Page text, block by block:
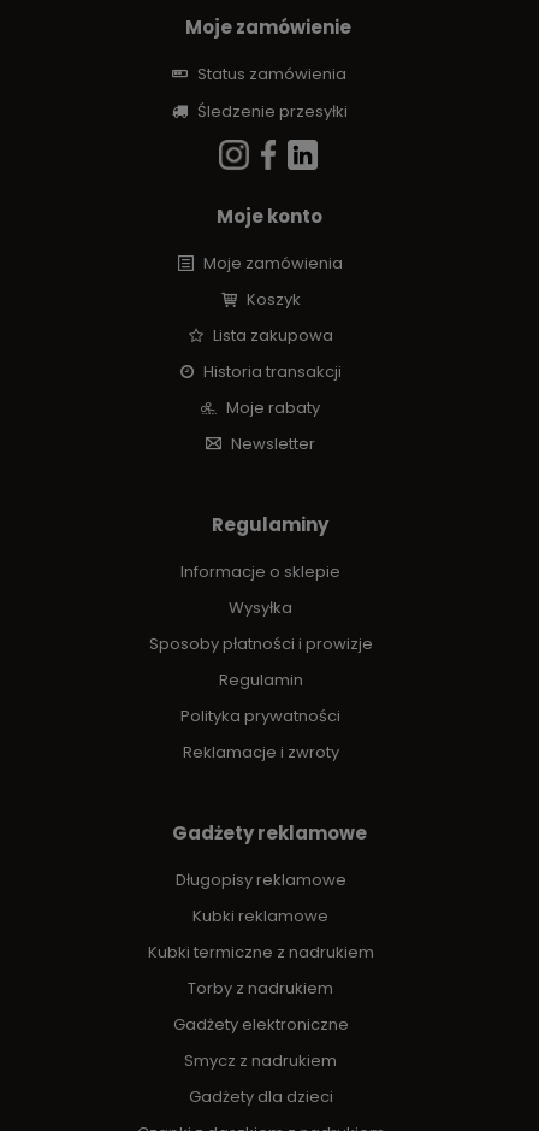
Moje zamówienie
Status zamówienia
Śledzenie przesyłki
Moje konto
Moje zamówienia
Koszyk
Lista zakupowa
Historia transakcji
Moje rabaty
Newsletter
Regulaminy
Informacje o sklepie
Wysyłka
Sposoby płatności i prowizje
Regulamin
Polityka prywatności
Reklamacje i zwroty
Gadżety reklamowe
Długopisy reklamowe
Kubki reklamowe
Kubki termiczne z nadrukiem
Torby z nadrukiem
Gadżety elektroniczne
Smycz z nadrukiem
Gadżety dla dzieci